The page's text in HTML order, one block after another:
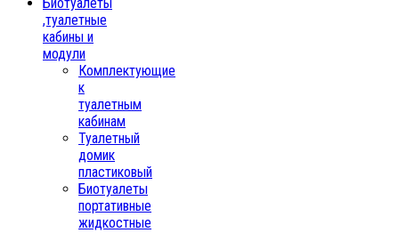
,туалетные
кабины и
модули
Комплектующие
к
туалетным
кабинам
Туалетный
домик
пластиковый
Биотуалеты
портативные
жидкостные